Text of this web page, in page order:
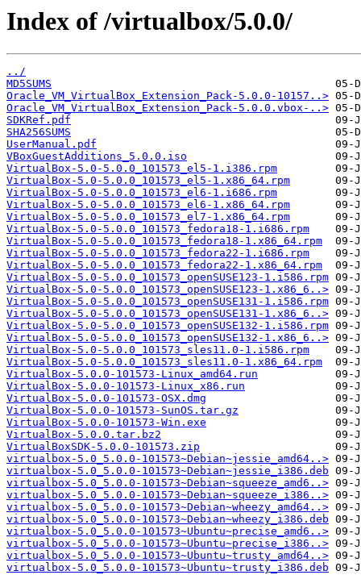
Index of /virtualbox/5.0.0/
../
MD5SUMS
Oracle_VM_VirtualBox_Extension_Pack-5.0.0-10157..>
Oracle_VM_VirtualBox_Extension_Pack-5.0.0.vbox-..>
SDKRef.pdf
SHA256SUMS
UserManual.pdf
VBoxGuestAdditions_5.0.0.iso
VirtualBox-5.0-5.0.0_101573_el5-1.i386.rpm
VirtualBox-5.0-5.0.0_101573_el5-1.x86_64.rpm
VirtualBox-5.0-5.0.0_101573_el6-1.i686.rpm
VirtualBox-5.0-5.0.0_101573_el6-1.x86_64.rpm
VirtualBox-5.0-5.0.0_101573_el7-1.x86_64.rpm
VirtualBox-5.0-5.0.0_101573_fedora18-1.i686.rpm
VirtualBox-5.0-5.0.0_101573_fedora18-1.x86_64.rpm
VirtualBox-5.0-5.0.0_101573_fedora22-1.i686.rpm
VirtualBox-5.0-5.0.0_101573_fedora22-1.x86_64.rpm
VirtualBox-5.0-5.0.0_101573_openSUSE123-1.i586.rpm
VirtualBox-5.0-5.0.0_101573_openSUSE123-1.x86_6..>
VirtualBox-5.0-5.0.0_101573_openSUSE131-1.i586.rpm
VirtualBox-5.0-5.0.0_101573_openSUSE131-1.x86_6..>
VirtualBox-5.0-5.0.0_101573_openSUSE132-1.i586.rpm
VirtualBox-5.0-5.0.0_101573_openSUSE132-1.x86_6..>
VirtualBox-5.0-5.0.0_101573_sles11.0-1.i586.rpm
VirtualBox-5.0-5.0.0_101573_sles11.0-1.x86_64.rpm
VirtualBox-5.0.0-101573-Linux_amd64.run
VirtualBox-5.0.0-101573-Linux_x86.run
VirtualBox-5.0.0-101573-OSX.dmg
VirtualBox-5.0.0-101573-SunOS.tar.gz
VirtualBox-5.0.0-101573-Win.exe
VirtualBox-5.0.0.tar.bz2
VirtualBoxSDK-5.0.0-101573.zip
virtualbox-5.0_5.0.0-101573~Debian~jessie_amd64..>
virtualbox-5.0_5.0.0-101573~Debian~jessie_i386.deb
virtualbox-5.0_5.0.0-101573~Debian~squeeze_amd6..>
virtualbox-5.0_5.0.0-101573~Debian~squeeze_i386..>
virtualbox-5.0_5.0.0-101573~Debian~wheezy_amd64..>
virtualbox-5.0_5.0.0-101573~Debian~wheezy_i386.deb
virtualbox-5.0_5.0.0-101573~Ubuntu~precise_amd6..>
virtualbox-5.0_5.0.0-101573~Ubuntu~precise_i386..>
virtualbox-5.0_5.0.0-101573~Ubuntu~trusty_amd64..>
virtualbox-5.0_5.0.0-101573~Ubuntu~trusty_i386.deb